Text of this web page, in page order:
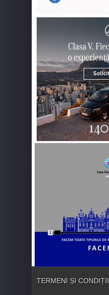
TERMENI ȘI CONDIȚII